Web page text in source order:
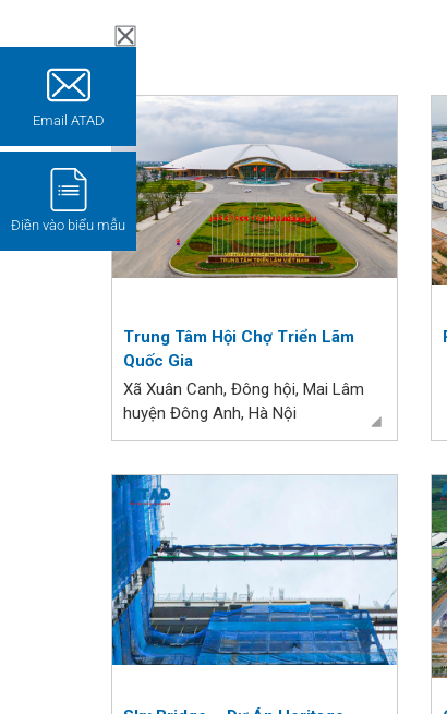
Trung Tâm Hội Chợ Triển Lãm
Quốc Gia
Xã Xuân Canh, Đông hội, Mai Lâm
huyện Đông Anh, Hà Nội
Email ATAD
Điền vào biểu mẫu